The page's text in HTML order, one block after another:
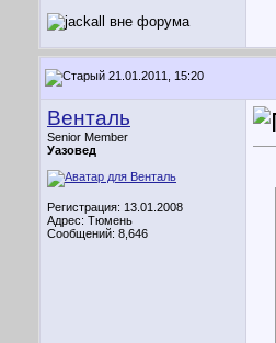
21.01.2011, 15:20
Венталь
Senior Member
Уазовед
Регистрация: 13.01.2008
Адрес: Тюмень
Сообщений: 8,646